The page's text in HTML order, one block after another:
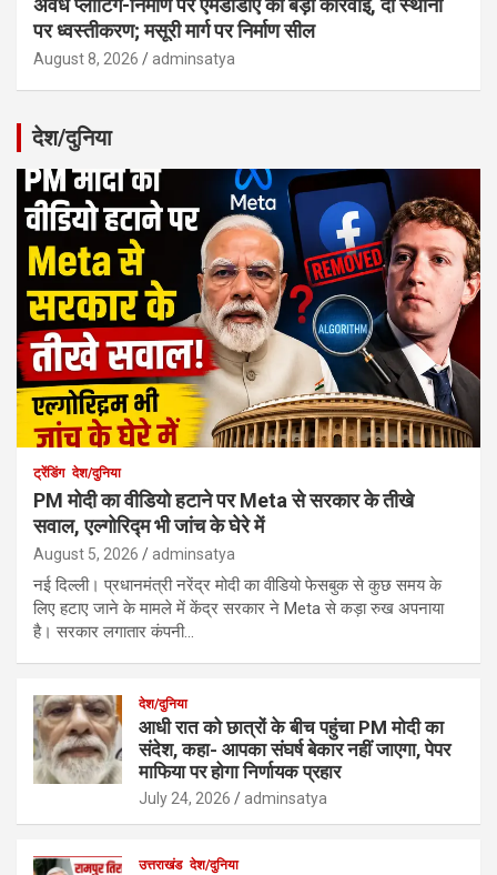
अवैध प्लाटिंग-निर्माण पर एमडीडीए की बड़ी कार्रवाई, दो स्थानों
पर ध्वस्तीकरण; मसूरी मार्ग पर निर्माण सील
August 8, 2026 adminsatya
देश/दुनिया
ट्रेंडिंग देश/दुनिया
PM मोदी का वीडियो हटाने पर Meta से सरकार के तीखे
सवाल, एल्गोरिद्म भी जांच के घेरे में
August 5, 2026 adminsatya
नई दिल्ली। प्रधानमंत्री नरेंद्र मोदी का वीडियो फेसबुक से कुछ समय के
लिए हटाए जाने के मामले में केंद्र सरकार ने Meta से कड़ा रुख अपनाया
है। सरकार लगातार कंपनी…
देश/दुनिया
आधी रात को छात्रों के बीच पहुंचा PM मोदी का
संदेश, कहा- आपका संघर्ष बेकार नहीं जाएगा, पेपर
माफिया पर होगा निर्णायक प्रहार
July 24, 2026 adminsatya
उत्तराखंड देश/दुनिया